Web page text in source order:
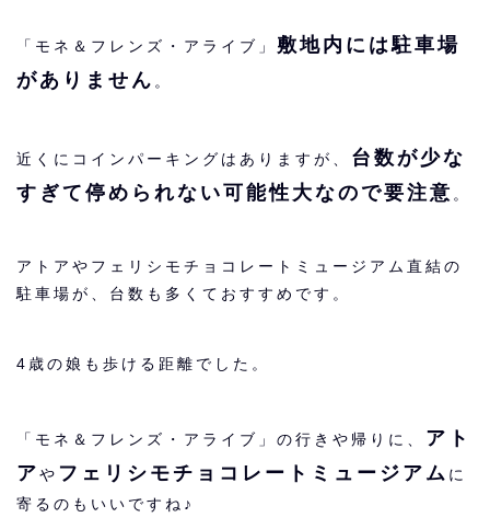
「モネ＆フレンズ・アライブ」 敷地内には駐車場
がありません 。
近くにコインパーキングはありますが、 台数が少な
すぎて停められない可能性大なので要注意 。
アトアやフェリシモチョコレートミュージアム直結の
駐車場が、台数も多くておすすめです。
4歳の娘も歩ける距離でした。
「モネ＆フレンズ・アライブ」の行きや帰りに、 アト
アや フェリシモチョコレートミュージアム に
寄るのもいいですね♪